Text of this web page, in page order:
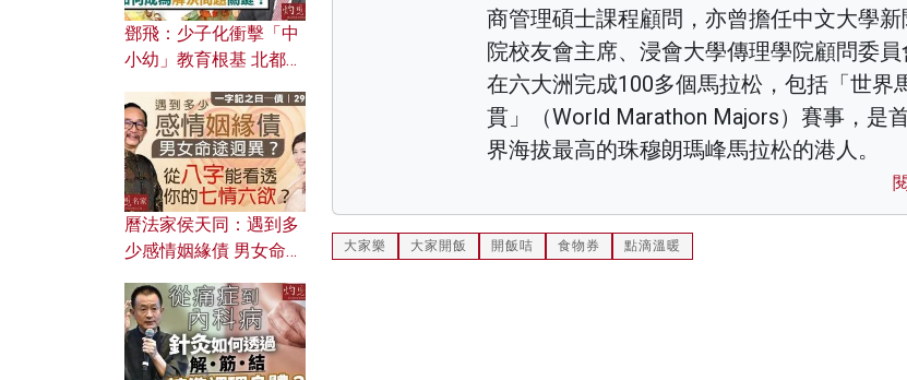
商管理碩士課程顧問，亦曾擔任中文大學
院校友會主席、浸會大學傳理學院顧問委
在六大洲完成100多個馬拉松，包括「世界
貫」（World Marathon Majors）賽事，是
界海拔最高的珠穆朗瑪峰馬拉松的港人。
大家樂 大家開飯 開飯咭 食物券 點滴溫暖
鄧飛：少子化衝擊「中
小幼」教育根基 北都如
曆法家侯天同：遇到多
少感情姻緣債 男女命途
的七情六欲？